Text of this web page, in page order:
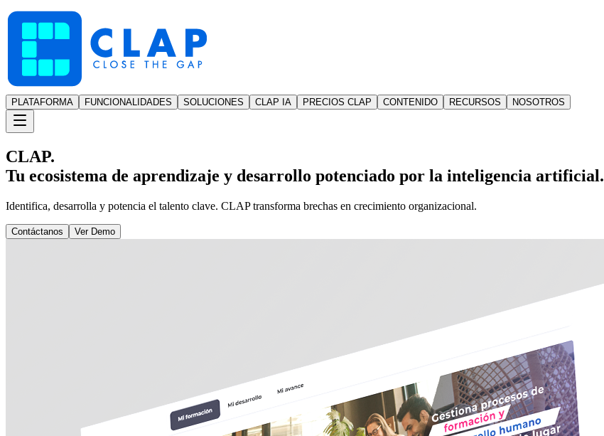
PLATAFORMA FUNCIONALIDADES SOLUCIONES CLAP IA PRECIOS CLAP CONTENIDO RECURSOS NOSOTROS
CLAP.
Tu ecosistema de aprendizaje y desarrollo potenciado por la inteligencia artificial.
Identifica, desarrolla y potencia el talento clave. CLAP transforma brechas en crecimiento organizacional.
Contáctanos Ver Demo